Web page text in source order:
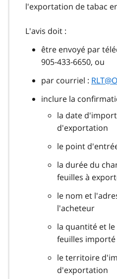
l'exportation de tabac
L'avis doit :
être envoyé par
905‑433‑6650, ou
par courriel :
inclure la
la date
d'exportation
le point
la durée du
feuilles à
le nom et
l'acheteur
la quantité et
feuilles
le territoire
d'exportation